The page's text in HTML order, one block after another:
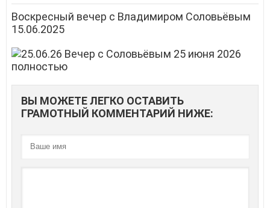
Воскресный вечер с Владимиром Соловьёвым
15.06.2025
ВЫ МОЖЕТЕ ЛЕГКО ОСТАВИТЬ
ГРАМОТНЫЙ КОММЕНТАРИЙ НИЖЕ: